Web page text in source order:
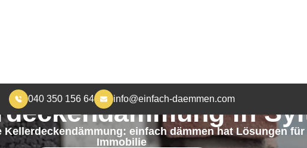
in
Kellerdeckendämmung: einfach dämmen hat Lösungen für
Immobilie
JETZT KONTAKT AUFNEHMEN